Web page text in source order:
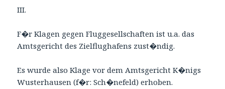
III.
F�r Klagen gegen Fluggesellschaften ist u.a. das
Amtsgericht des Zielflughafens zust�ndig.
Es wurde also Klage vor dem Amtsgericht K�nigs
Wusterhausen (f�r: Sch�nefeld) erhoben.